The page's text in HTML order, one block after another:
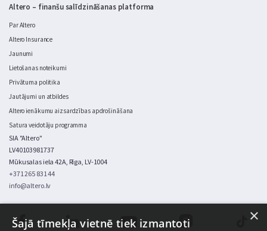
Altero – finanšu salīdzināšanas platforma
Par Altero
Altero Insurance
Jaunumi
Lietošanas noteikumi
Privātuma politika
Jautājumi un atbildes
Altero ienākumu aizsardzības apdrošināšana
Satura veidotāju programma
SIA "Altero"
LV40103981737
Mūkusalas iela 42A, Rīga, LV-1004
+371 265 831 44
info@altero.lv
×
Šajā tīmekļa vietnē tiek izmantoti